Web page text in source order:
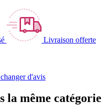
Livraison offerte
d'avis
la même catégorie